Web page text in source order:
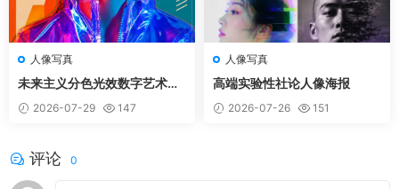
人像写真
未来主义分色光效数字艺术海
报 2026-07-29 147
人像写真
高端实验性社论人像海报
2026-07-26 151
评论 0